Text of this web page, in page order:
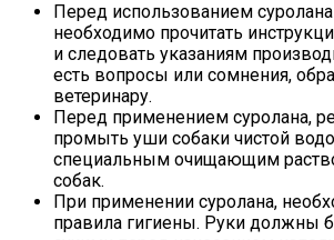
Перед использованием
необходимо прочитать
и следовать указаниям
есть вопросы или сомнения,
ветеринару.
Перед применением суролана,
промыть уши собаки чистой
специальным очищающим
собак.
При применении суролана,
правила гигиены. Руки должны